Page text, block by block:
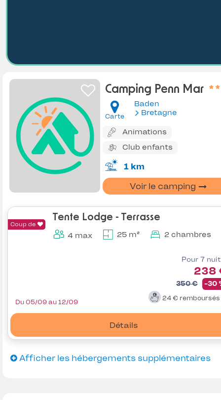
Camping Penn Mar
Carte
Baden
Bretagne
Animations
Club enfants
1 km
Voir le camping
Coup de
Tente Lodge - Terrasse
4 max 25 m² 2 chambres
Pour 7
238
350 € -30
24 € remboursés
Détails
Du 05/09 au 12/09
Afficher les hébergements supplémentaires